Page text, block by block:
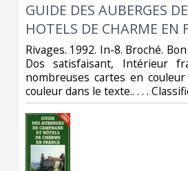
‎GUIDE DES AUBERGES
HOTELS DE CHARME EN
‎Rivages. 1992. In-8. Broché.
Dos satisfaisant, Intérieur
nombreuses cartes en
couleur dans le texte.. . . .